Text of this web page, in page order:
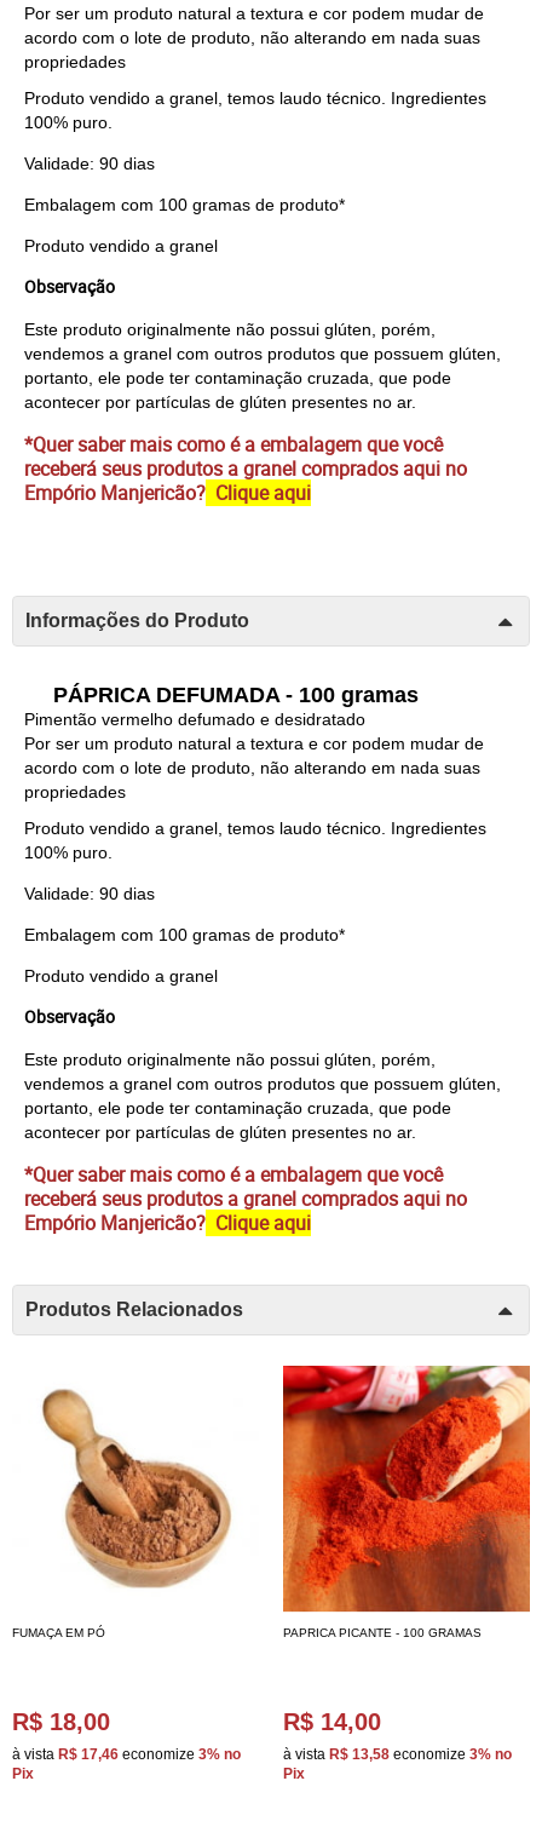
Por ser um produto natural a textura e cor podem mudar de
acordo com o lote de produto, não alterando em nada suas
propriedades
Produto vendido a granel, temos laudo técnico. Ingredientes
100% puro.
Validade: 90 dias
Embalagem com 100 gramas de produto*
Produto vendido a granel
Observação
Este produto originalmente não possui glúten, porém,
vendemos a granel com outros produtos que possuem glúten,
portanto, ele pode ter contaminação cruzada, que pode
acontecer por partículas de glúten presentes no ar.
*Quer saber mais como é a embalagem que você
receberá seus produtos a granel comprados aqui no
Empório Manjericão? Clique aqui
Informações do Produto
PÁPRICA DEFUMADA - 100 gramas
Pimentão vermelho defumado e desidratado
Por ser um produto natural a textura e cor podem mudar de
acordo com o lote de produto, não alterando em nada suas
propriedades
Produto vendido a granel, temos laudo técnico. Ingredientes
100% puro.
Validade: 90 dias
Embalagem com 100 gramas de produto*
Produto vendido a granel
Observação
Este produto originalmente não possui glúten, porém,
vendemos a granel com outros produtos que possuem glúten,
portanto, ele pode ter contaminação cruzada, que pode
acontecer por partículas de glúten presentes no ar.
*Quer saber mais como é a embalagem que você
receberá seus produtos a granel comprados aqui no
Empório Manjericão? Clique aqui
Produtos Relacionados
FUMAÇA EM PÓ
R$ 18,00
à vista R$ 17,46 economize 3% no
Pix
PAPRICA PICANTE - 100 GRAMAS
R$ 14,00
à vista R$ 13,58 economize 3% no
Pix